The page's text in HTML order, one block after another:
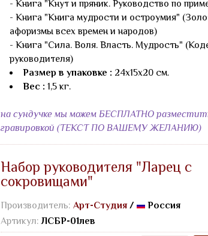
- Книга "Кнут и пряник. Руководство по
- Книга "Книга мудрости и остроумия"
афоризмы всех времен и народов)
- Книга "Сила. Воля. Власть. Мудрость"
руководителя)
Размер в упаковке : 24х15х20 см.
Вес : 1,5 кг.
на сундучке мы можем БЕСПЛАТНО
гравировкой (ТЕКСТ ПО ВАШЕМУ ЖЕЛАНИЮ)
Набор руководителя "Ларец с
сокровищами"
Производитель: Арт-Студия/
Россия
Артикул:ЛСБР-01лев